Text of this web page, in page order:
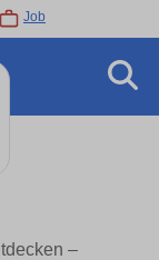
Job
–